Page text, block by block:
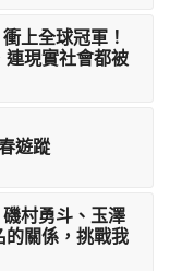
上全球冠軍！
現實社會都被
遊蹤
村勇斗、玉澤
關係，挑戰我